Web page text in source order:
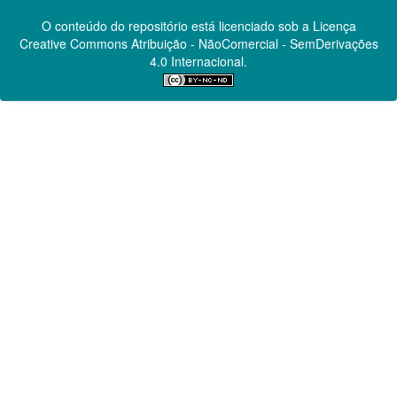
O conteúdo do repositório está licenciado sob a Licença
Creative CommonsAtribuição - NãoComercial - SemDerivações
4.0 Internacional.